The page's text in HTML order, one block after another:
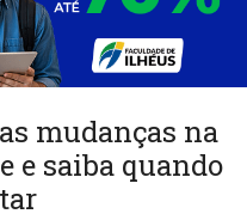
mudanças na
e saiba quando